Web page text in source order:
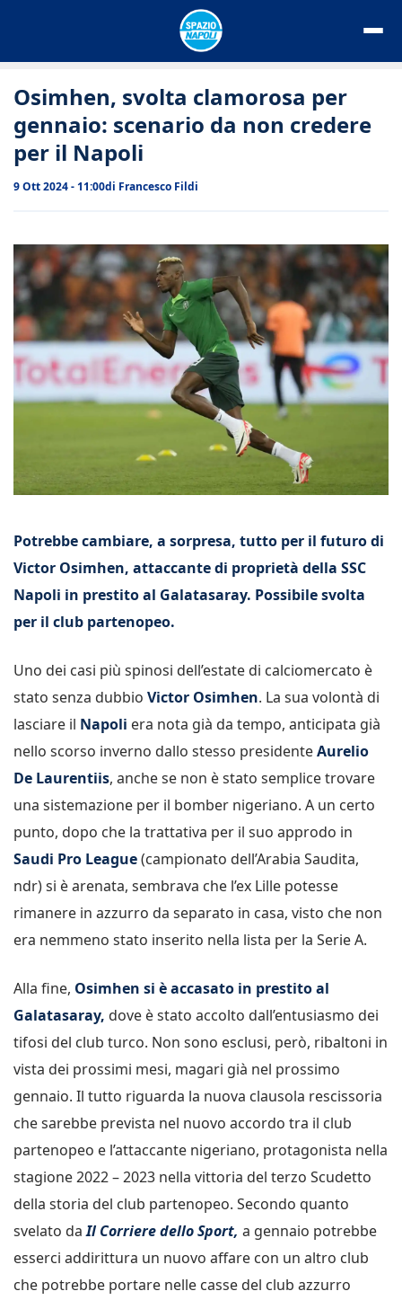
Osimhen, svolta clamorosa per
gennaio: scenario da non credere
per il Napoli
9 Ott 2024 - 11:00di Francesco Fildi
Potrebbe cambiare, a sorpresa, tutto per il futuro di
Victor Osimhen, attaccante di proprietà della SSC
Napoli in prestito al Galatasaray. Possibile svolta
per il club partenopeo.
Uno dei casi più spinosi dell’estate di calciomercato è
stato senza dubbio Victor Osimhen. La sua volontà di
lasciare il Napoli era nota già da tempo, anticipata già
nello scorso inverno dallo stesso presidenteAurelio
De Laurentiis, anche se non è stato semplice trovare
una sistemazione per il bomber nigeriano. A un certo
punto, dopo che la trattativa per il suo approdo in
Saudi Pro League(campionato dell’Arabia Saudita,
ndr) si è arenata, sembrava che l’ex Lille potesse
rimanere in azzurro da separato in casa, visto che non
era nemmeno stato inserito nella lista per la Serie A.
Alla fine, Osimhen si è accasato in prestito al
Galatasaray, dove è stato accolto dall’entusiasmo dei
tifosi del club turco. Non sono esclusi, però, ribaltoni in
vista dei prossimi mesi, magari già nel prossimo
gennaio. Il tutto riguarda la nuova clausola rescissoria
che sarebbe prevista nel nuovo accordo tra il club
partenopeo e l’attaccante nigeriano, protagonista nella
stagione 2022 – 2023 nella vittoria del terzo Scudetto
della storia del club partenopeo. Secondo quanto
svelato daIl Corriere dello Sport, a gennaio potrebbe
esserci addirittura un nuovo affare con un altro club
che potrebbe portare nelle casse del club azzurro